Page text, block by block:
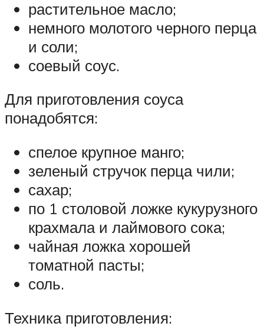
растительное масло;
немного молотого черного перца
и соли;
соевый соус.
Для приготовления соуса
понадобятся:
спелое крупное манго;
зеленый стручок перца чили;
сахар;
по 1 столовой ложке кукурузного
крахмала и лаймового сока;
чайная ложка хорошей
томатной пасты;
соль.
Техника приготовления: